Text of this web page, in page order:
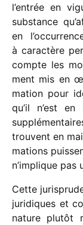
l’entrée en
substance
en
à carac­tère
compte les
ment mis en
ma­tion pour
qu’il n’est
trouvent en
ma­tions
n’implique pas
Cette
juri­diques et
nature plutôt